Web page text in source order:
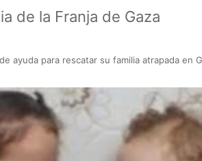
de la Franja de Gaza
ayuda para rescatar su familia atrapada en